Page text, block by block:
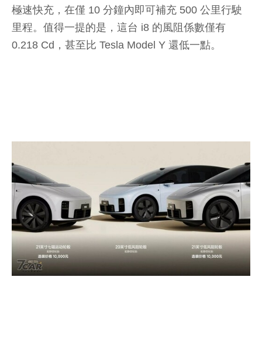
極速快充，在僅 10 分鐘內即可補充 500 公里行駛
里程。值得一提的是，這台 i8 的風阻係數僅有
0.218 Cd，甚至比 Tesla Model Y 還低一點。